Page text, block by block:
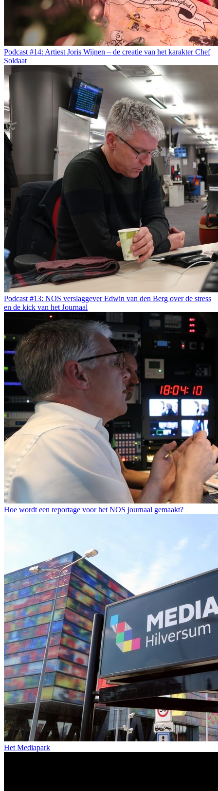
Podcast #14: Artiest Joris Wijnen – de creatie van het karakter Chef
Soldaat
Podcast #13: NOS verslaggever Edwin van den Berg over de stress
en de kick van het Journaal
Hoe wordt een reportage voor het NOS journaal gemaakt?
Het Mediapark